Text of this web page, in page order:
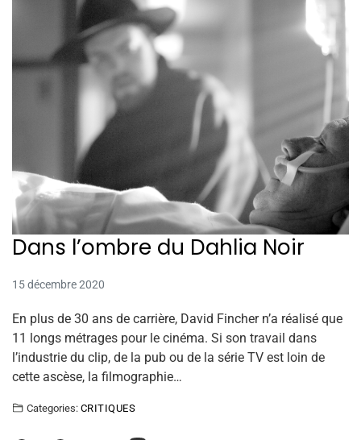
Dans l’ombre du Dahlia Noir
15 décembre 2020
En plus de 30 ans de carrière, David Fincher n’a réalisé que
11 longs métrages pour le cinéma. Si son travail dans
l’industrie du clip, de la pub ou de la série TV est loin de
cette ascèse, la filmographie…
Categories: CRITIQUES